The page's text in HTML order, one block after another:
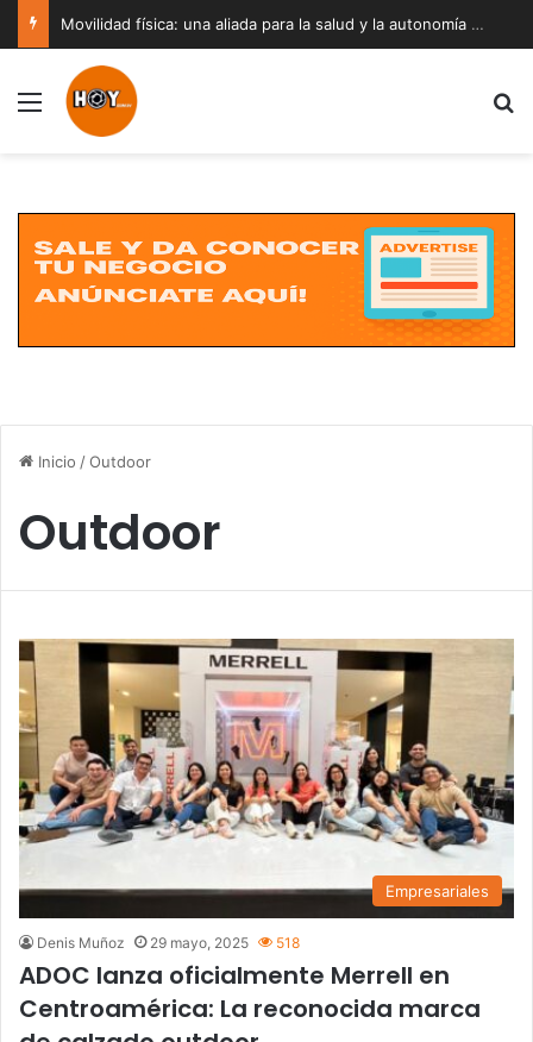
Movilidad física: una aliada para la salud y la autonomía a cualquier edad
Menú
Inicio /Outdoor
Outdoor
Empresariales
Denis Muñoz 29 mayo, 2025 518
ADOC lanza oficialmente Merrell en
Centroamérica: La reconocida marca